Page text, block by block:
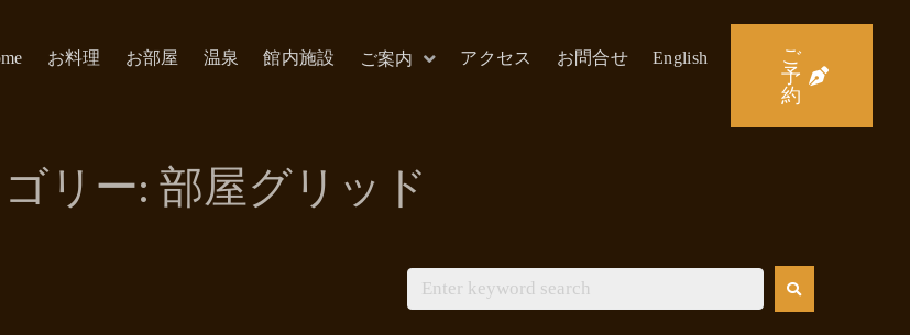
お料理 お部屋 温泉 館内施設 ご案内 アクセス お問合せ English
ご
予
約
リー:部屋グリッド